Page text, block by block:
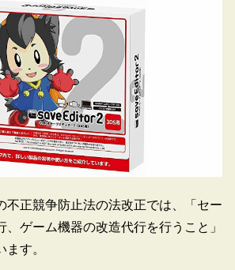
正競争防止法の法改正では、「セー
、ゲーム機器の改造代行を行うこと」
す。